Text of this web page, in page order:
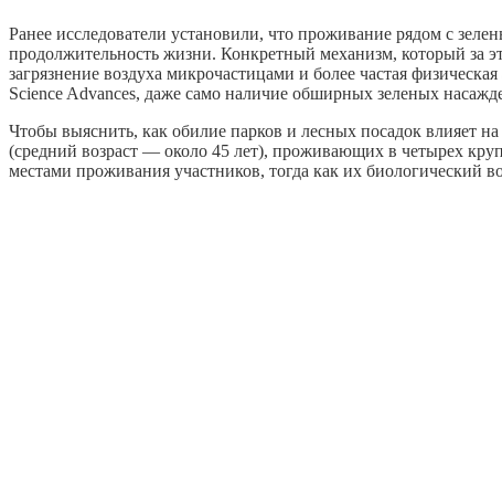
Ранее исследователи установили, что проживание рядом с
продолжительность жизни. Конкретный механизм, который за
загрязнение воздуха микрочастицами и более частая
Science Advances, даже само наличие обширных зеленых
Чтобы выяснить, как обилие парков и лесных посадок влияет
(средний возраст — около 45 лет), проживающих в четырех
местами проживания участников, тогда как их биологический